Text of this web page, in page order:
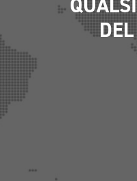
NEWSLETTER